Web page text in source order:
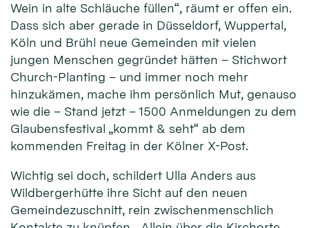
Wein in alte Schläuche füllen“, räumt er offen ein.
Dass sich aber gerade in Düsseldorf, Wuppertal,
Köln und Brühl neue Gemeinden mit vielen
jungen Menschen gegründet hätten – Stichwort
Church-Planting – und immer noch mehr
hinzukämen, mache ihm persönlich Mut, genauso
wie die – Stand jetzt – 1500 Anmeldungen zu dem
Glaubensfestival „kommt & seht“ ab dem
kommenden Freitag in der Kölner X-Post.
Wichtig sei doch, schildert Ulla Anders aus
Wildbergerhütte ihre Sicht auf den neuen
Gemeindezuschnitt, rein zwischenmenschlich